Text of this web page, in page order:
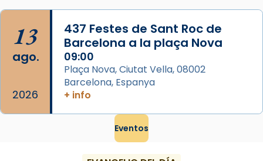
13
ago.
2026
437 Festes de Sant Roc de
Barcelona a la plaça Nova
09:00
Plaça Nova, Ciutat Vella, 08002
Barcelona, Espanya
+ info
Eventos